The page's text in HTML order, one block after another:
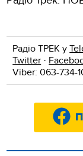
Радіо ТРЕК у
Twitter ·
Viber: 063-734-